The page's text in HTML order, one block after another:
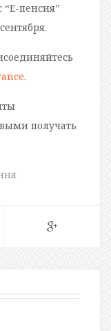
пенсия”
.
получать